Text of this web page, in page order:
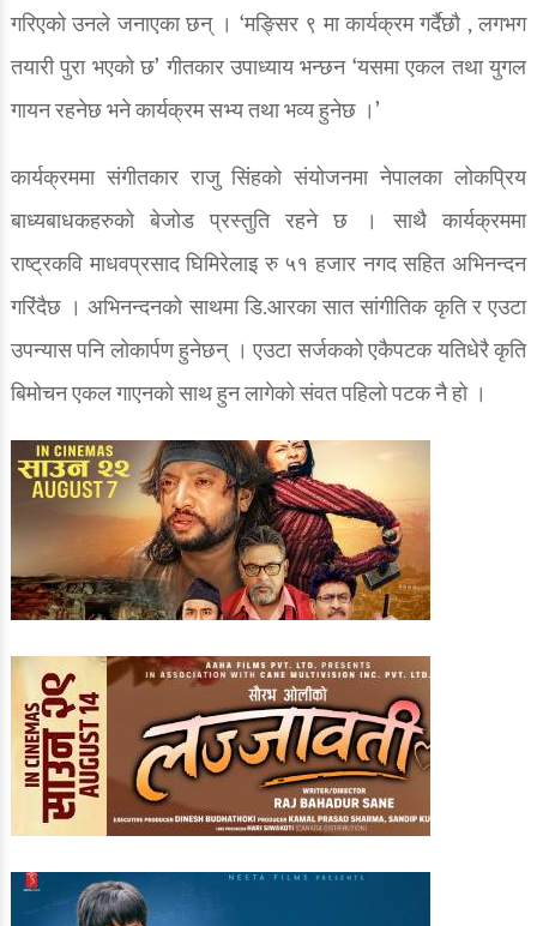
गरिएको उनले जनाएका छन् । ‘मङ्सिर ९ मा कार्यक्रम गर्दैछौ , लगभग
तयारी पुरा भएको छ’ गीतकार उपाध्याय भन्छन ‘यसमा एकल तथा युगल
गायन रहनेछ भने कार्यक्रम सभ्य तथा भव्य हुनेछ ।’
कार्यक्रममा संगीतकार राजु सिंहको संयोजनमा नेपालका लोकप्रिय
बाध्यबाधकहरुको बेजोड प्रस्तुति रहने छ । साथै कार्यक्रममा
राष्ट्रकवि माधवप्रसाद घिमिरेलाइ रु ५१ हजार नगद सहित अभिनन्दन
गरिंदैछ । अभिनन्दनको साथमा डि.आरका सात सांगीतिक कृति र एउटा
उपन्यास पनि लोकार्पण हुनेछन् । एउटा सर्जकको एकैपटक यतिधेरै कृति
बिमोचन एकल गाएनको साथ हुन लागेको संवत पहिलो पटक नै हो ।